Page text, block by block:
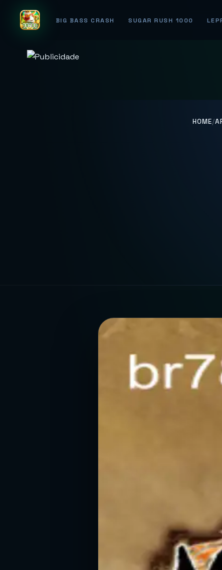
BIG BASS CRASH SUGAR RUSH 1000
HOME/